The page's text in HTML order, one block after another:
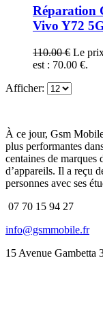
Réparation
Vivo Y72
110.00€ Le
est : 70.00 €.
Afficher:
À ce jour, Gsm
plus performantes
centaines de marques
d’appareils. Il a reçu
personnes avec ses
07 70 15 94 27
info@gsmmobile.fr
15 Avenue Gambetta